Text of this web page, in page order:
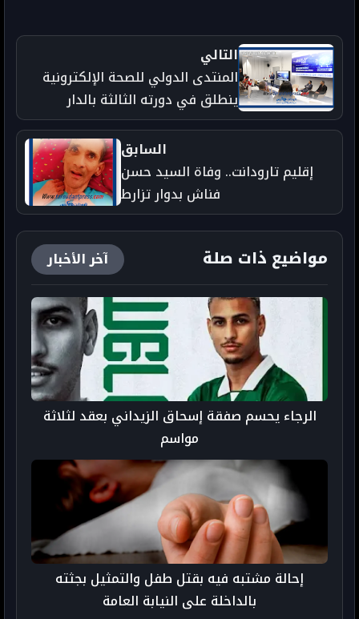
التالي
المنتدى الدولي للصحة الإلكترونية
ينطلق في دورته الثالثة بالدار
البيضاء تحت شعار “من الرؤية إلى
السابق
إقليم تارودانت.. وفاة السيد حسن
فناش بدوار تزارط
مواضيع ذات صلة آخر الأخبار
الرجاء يحسم صفقة إسحاق الزيداني بعقد لثلاثة
مواسم
إحالة مشتبه فيه بقتل طفل والتمثيل بجثته
بالداخلة على النيابة العامة